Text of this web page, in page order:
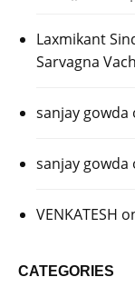
Laxmikant
Sarvagna
sanjay gowda
sanjay gowda
VENKATESH
CATEGORIES